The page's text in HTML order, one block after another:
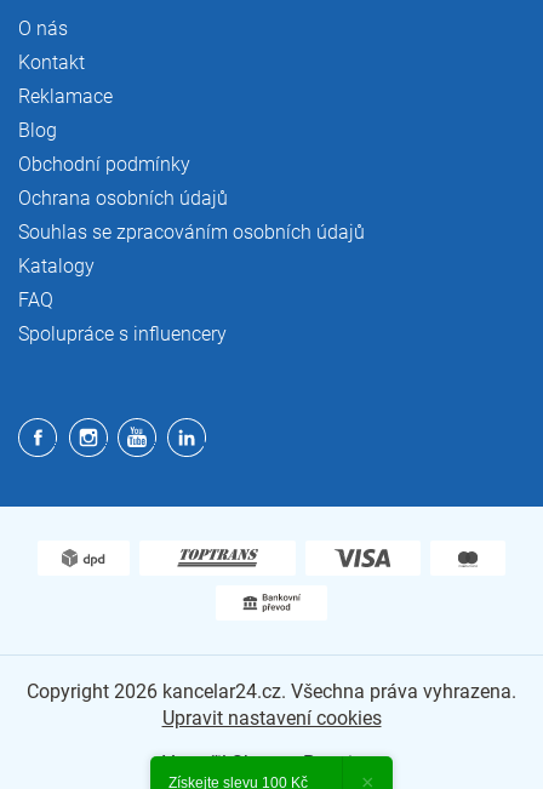
O nás
Kontakt
Reklamace
Blog
Obchodní podmínky
Ochrana osobních údajů
Souhlas se zpracováním osobních údajů
Katalogy
FAQ
Spolupráce s influencery
Vytvořil Shoptet Premium
Copyright 2026 kancelar24.cz. Všechna práva vyhrazena.
Upravit nastavení cookies
Získejte slevu 100 Kč ×